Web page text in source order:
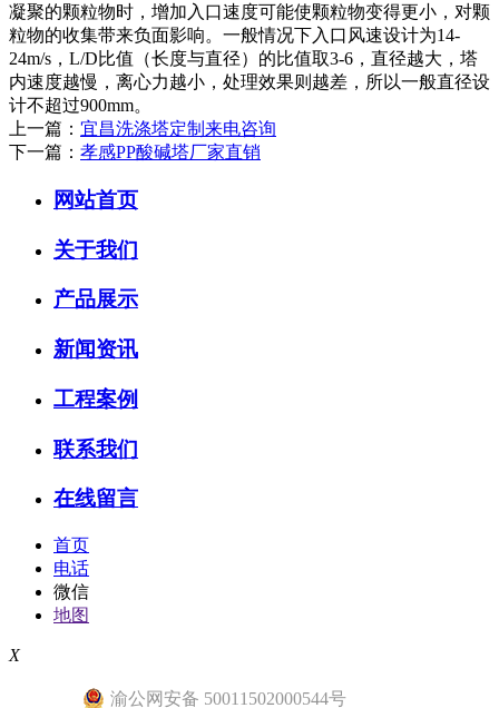
凝聚的颗粒物时，增加入口速度可能使颗粒物变得更小，对颗
粒物的收集带来负面影响。一般情况下入口风速设计为14-
24m/s，L/D比值（长度与直径）的比值取3-6，直径越大，塔
内速度越慢，离心力越小，处理效果则越差，所以一般直径设
计不超过900mm。
上一篇： 宜昌洗涤塔定制来电咨询
下一篇： 孝感PP酸碱塔厂家直销
网站首页
关于我们
产品展示
新闻资讯
工程案例
联系我们
在线留言
首页
电话
微信
地图
X
渝公网安备 50011502000544号